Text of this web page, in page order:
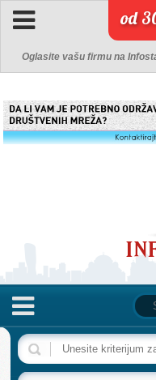
od
Oglasite vašu firmu na
NASLOVNA